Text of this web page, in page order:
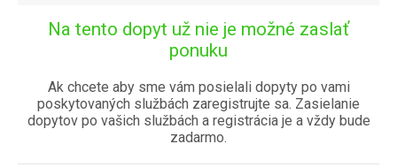
Na tento dopyt už nie je možné zaslať
ponuku
Ak chcete aby sme vám posielali dopyty po vami
poskytovaných službách zaregistrujte sa. Zasielanie
dopytov po vašich službách a registrácia je a vždy bude
zadarmo.